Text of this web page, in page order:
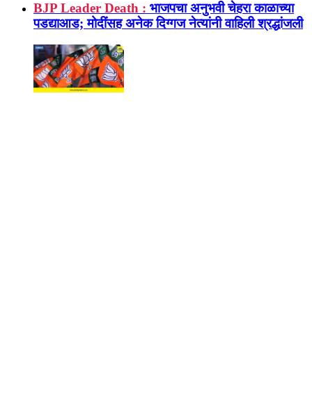
BJP Leader Death : भाजपचा अनुभवी चेहरा काळाच्या
पडद्याआड; मोदींसह अनेक दिग्गज नेत्यांनी वाहिली श्रद्धांजली